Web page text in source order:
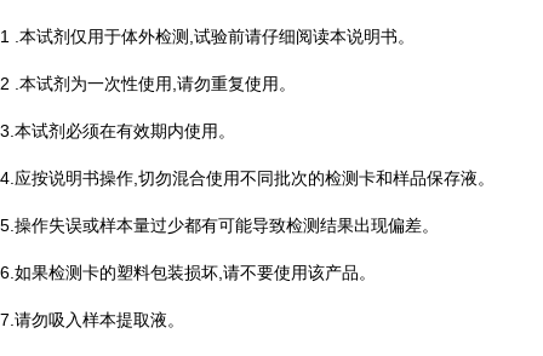
1 .本试剂仅用于体外检测,试验前请仔细阅读本说明书。
2 .本试剂为一次性使用,请勿重复使用。
3.本试剂必须在有效期内使用。
4.应按说明书操作,切勿混合使用不同批次的检测卡和样品保存液。
5.操作失误或样本量过少都有可能导致检测结果出现偏差。
6.如果检测卡的塑料包装损坏,请不要使用该产品。
7.请勿吸入样本提取液。